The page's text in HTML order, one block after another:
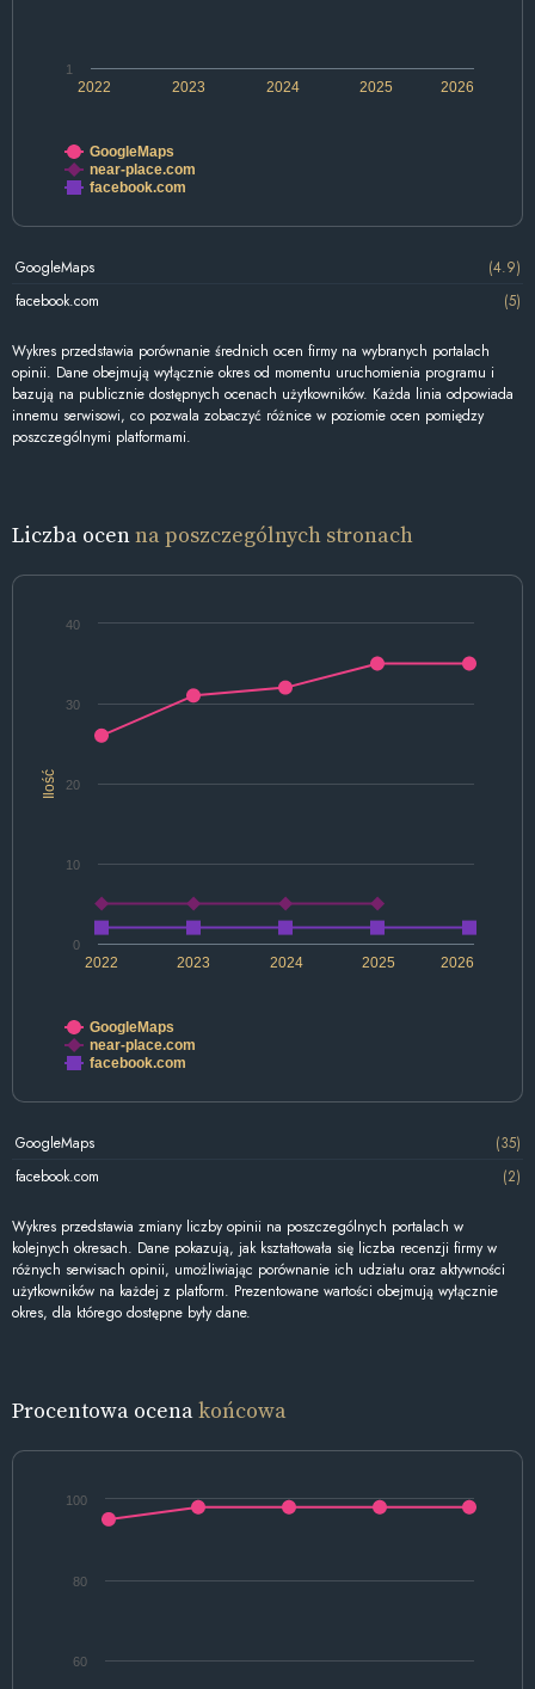
2022 2024 2026
2023 2025
1
GoogleMaps
near-place.com
facebook.com
GoogleMaps
(4.9)
facebook.com
(5)
Wykres przedstawia porównanie średnich ocen firmy na wybranych portalach
opinii. Dane obejmują wyłącznie okres od momentu uruchomienia programu i
bazują na publicznie dostępnych ocenach użytkowników. Każda linia odpowiada
innemu serwisowi, co pozwala zobaczyć różnice w poziomie ocen pomiędzy
poszczególnymi platformami.
Liczba ocenna poszczególnych stronach
Ilość
2022 2024 2026
2023 2025
0
10
20
30
40
GoogleMaps
near-place.com
facebook.com
GoogleMaps
(35)
facebook.com
(2)
Wykres przedstawia zmiany liczby opinii na poszczególnych portalach w
kolejnych okresach. Dane pokazują, jak kształtowała się liczba recenzji firmy w
różnych serwisach opinii, umożliwiając porównanie ich udziału oraz aktywności
użytkowników na każdej z platform. Prezentowane wartości obejmują wyłącznie
okres, dla którego dostępne były dane.
Procentowa ocenakońcowa
60
80
100